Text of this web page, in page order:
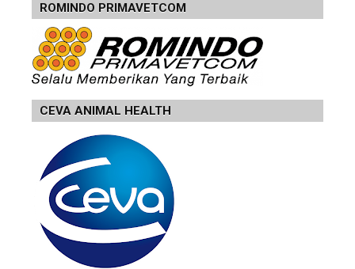
ROMINDO PRIMAVETCOM
CEVA ANIMAL HEALTH